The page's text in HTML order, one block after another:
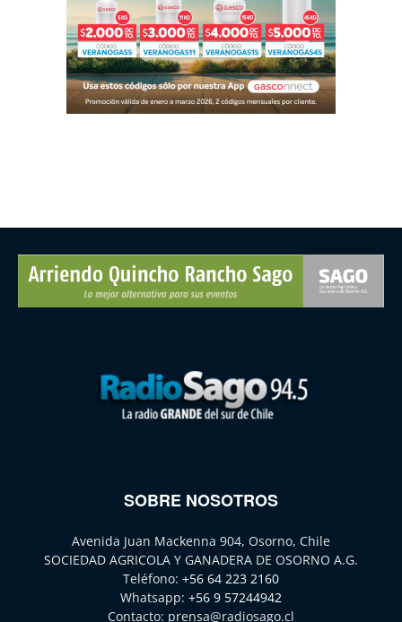
SOBRE NOSOTROS
Avenida Juan Mackenna 904, Osorno, Chile
SOCIEDAD AGRICOLA Y GANADERA DE OSORNO A.G.
Teléfono: +56 64 223 2160
Whatsapp: +56 9 57244942
Contacto: prensa@radiosago.cl